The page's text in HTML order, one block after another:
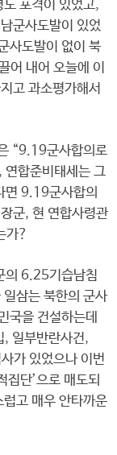
포격이 있었고,
군사도발이 있었
사도발이 없이 북
어 내어 오늘에 이
고 과소평가해서
“9.19군사합의로
합준비태세는 그
면 9.19군사합의
군, 현 연합사령관
가?
의 6.25기습남침
삼는 북한의 군사
국을 건설하는데
, 일부반란사건,
가 있었으나 이번
집단’으로 매도되
고 매우 안타까운